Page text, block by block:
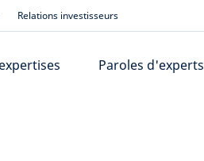
Relations investisseurs
Paroles d'experts